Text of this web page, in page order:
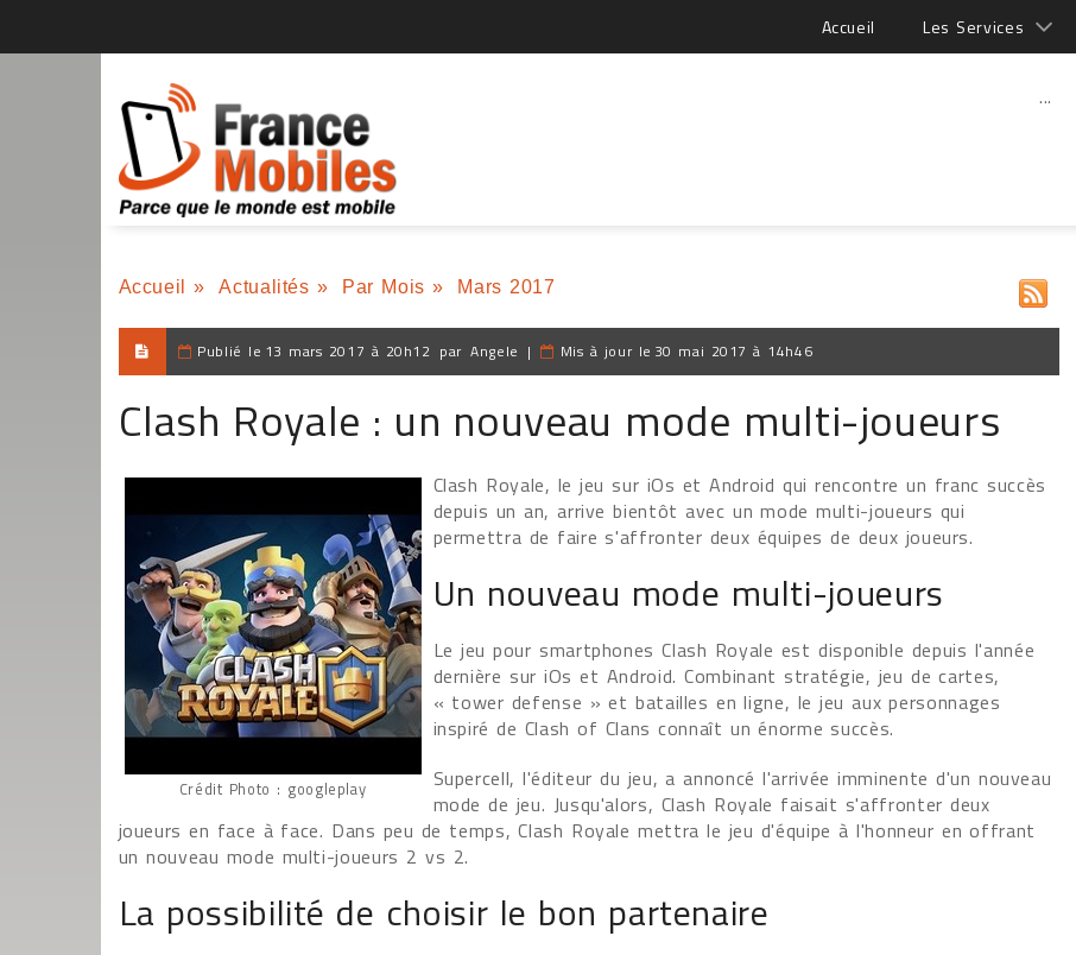
Accueil Les Services
...
Accueil » Actualités » Par Mois » Mars 2017
Publié le 13 mars 2017 à 20h12 par Angele | Mis à jour le 30 mai 2017 à 14h46
Clash Royale : un nouveau mode multi-joueurs
Crédit Photo : googleplay
Clash Royale, le jeu sur iOs et Android qui rencontre un franc succès
depuis un an, arrive bientôt avec un mode multi-joueurs qui
permettra de faire s'affronter deux équipes de deux joueurs.
Un nouveau mode multi-joueurs
Le jeu pour smartphones Clash Royale est disponible depuis l'année
dernière sur iOs et Android. Combinant stratégie, jeu de cartes,
« tower defense » et batailles en ligne, le jeu aux personnages
inspiré de Clash of Clans connaît un énorme succès.
Supercell, l'éditeur du jeu, a annoncé l'arrivée imminente d'un nouveau
mode de jeu. Jusqu'alors, Clash Royale faisait s'affronter deux
joueurs en face à face. Dans peu de temps, Clash Royale mettra le jeu d'équipe à l'honneur en offrant
un nouveau mode multi-joueurs 2 vs 2.
La possibilité de choisir le bon partenaire